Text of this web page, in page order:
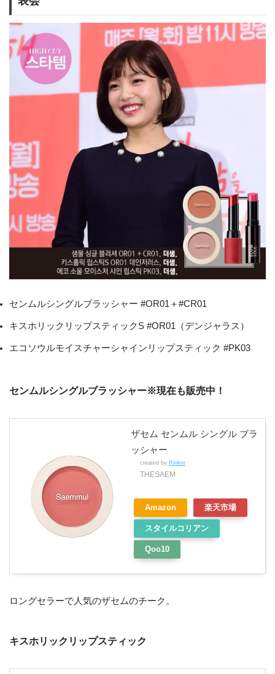
センムルシングルブラッシャー #OR01＋#CR01
キスホリックリップスティックS #OR01（デンジャラス）
エコソウルモイスチャーシャインリップスティック #PK03
センムルシングルブラッシャー※現在も販売中！
ザセム センムル シングル ブラ
ッシャー
created by Rinker
THESAEM
Amazon 楽天市場
スタイルコリアン
Qoo10
ロングセラーで人気のザセムのチーク。
キスホリックリップスティック